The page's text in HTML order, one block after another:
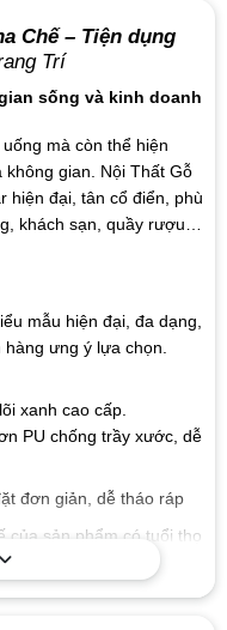
Chế – Tiện dụng
Trí
sống và kinh doanh
mà còn thể hiện
gian. Nội Thất Gỗ
hiện đại, tân cổ điển, phù
khách sạn, quầy rượu…
mẫu hiện đại, đa dạng,
ưng ý lựa chọn.
xanh cao cấp.
PU chống trầy xước, dễ
đơn giản, dễ tháo ráp
của sản phẩm có tuổi thọ
suốt quá trình sử dụng
hay hư hỏng.